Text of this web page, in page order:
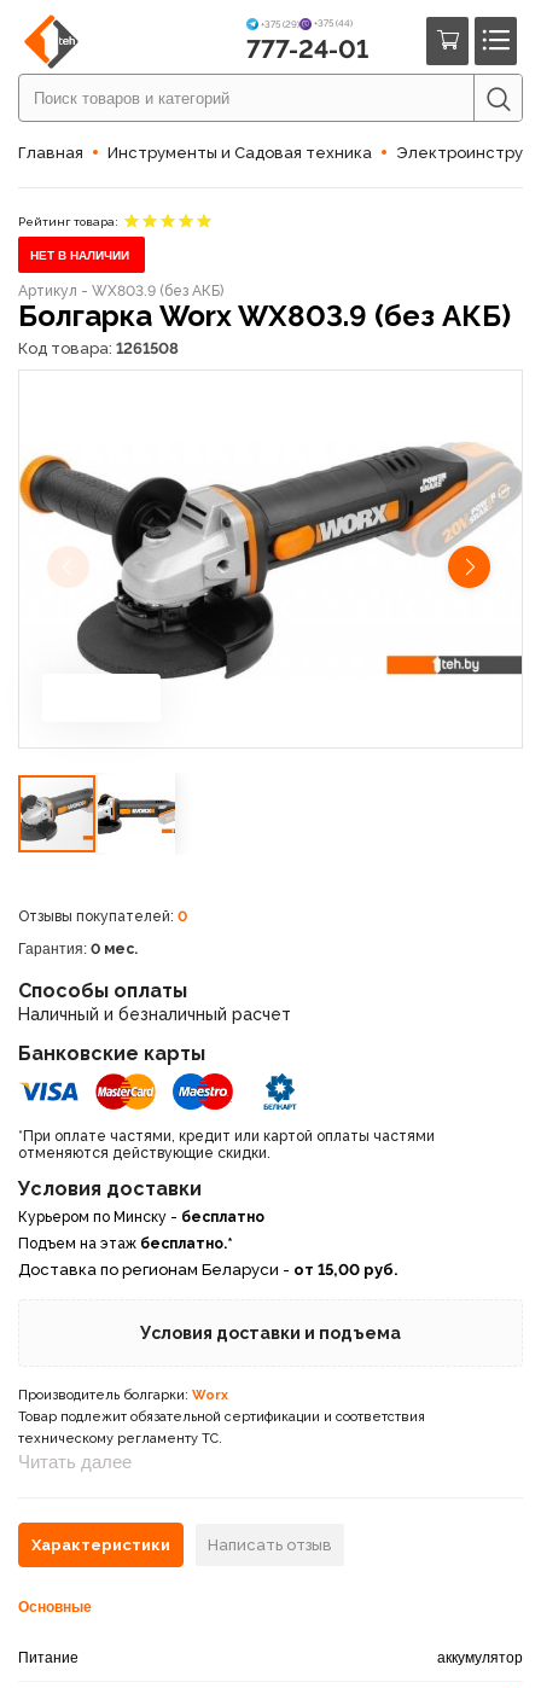
+375 (29) +375 (44)
777-24-01
Главная Инструменты и Садовая техника
Рейтинг товара:
НЕТ В НАЛИЧИИ
Артикул - WX803.9 (без АКБ)
Болгарка Worx WX803.9 (без АКБ)
Код товара: 1261508
Отзывы покупателей: 0
Гарантия: 0 мес.
Способы оплаты
Наличный и безналичный расчет
Банковские карты
*При оплате частями, кредит или картой оплаты частями
отменяются действующие скидки.
Условия доставки
Курьером по Минску - бесплатно
Подъем на этаж бесплатно.*
Доставка по регионам Беларуси - от 15,00 руб.
Условия доставки и подъема
Производитель болгарки: Worx
Товар подлежит обязательной сертификации и соответствия
техническому регламенту ТС.
Читать далее
Характеристики Написать отзыв
Основные
Питание аккумулятор